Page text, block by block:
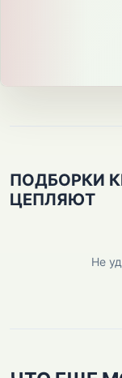
ПОДБОРКИ
ЦЕПЛЯЮТ
Не